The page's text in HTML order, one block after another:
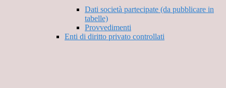
Dati società partecipate (da pubblicare in
tabelle)
Provvedimenti
Enti di diritto privato controllati